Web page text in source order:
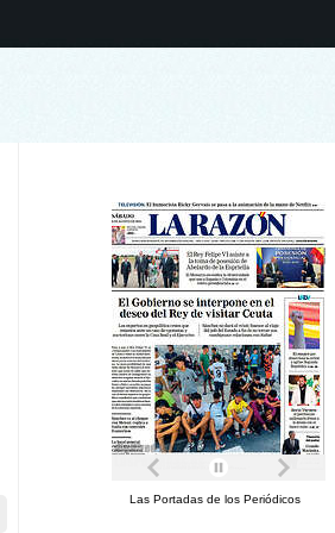
Las Portadas de los Periódicos